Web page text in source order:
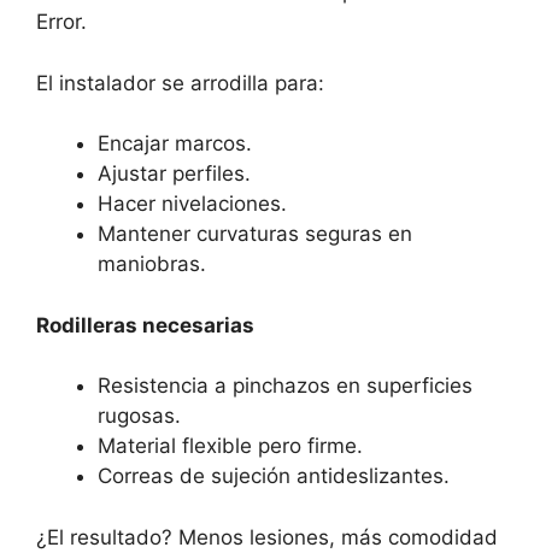
Error.
El instalador se arrodilla para:
Encajar marcos.
Ajustar perfiles.
Hacer nivelaciones.
Mantener curvaturas seguras en
maniobras.
Rodilleras necesarias
Resistencia a pinchazos en superficies
rugosas.
Material flexible pero firme.
Correas de sujeción antideslizantes.
¿El resultado? Menos lesiones, más comodidad